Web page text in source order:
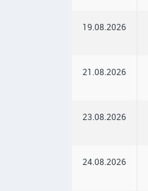
19.08.2026
21.08.2026
23.08.2026
24.08.2026